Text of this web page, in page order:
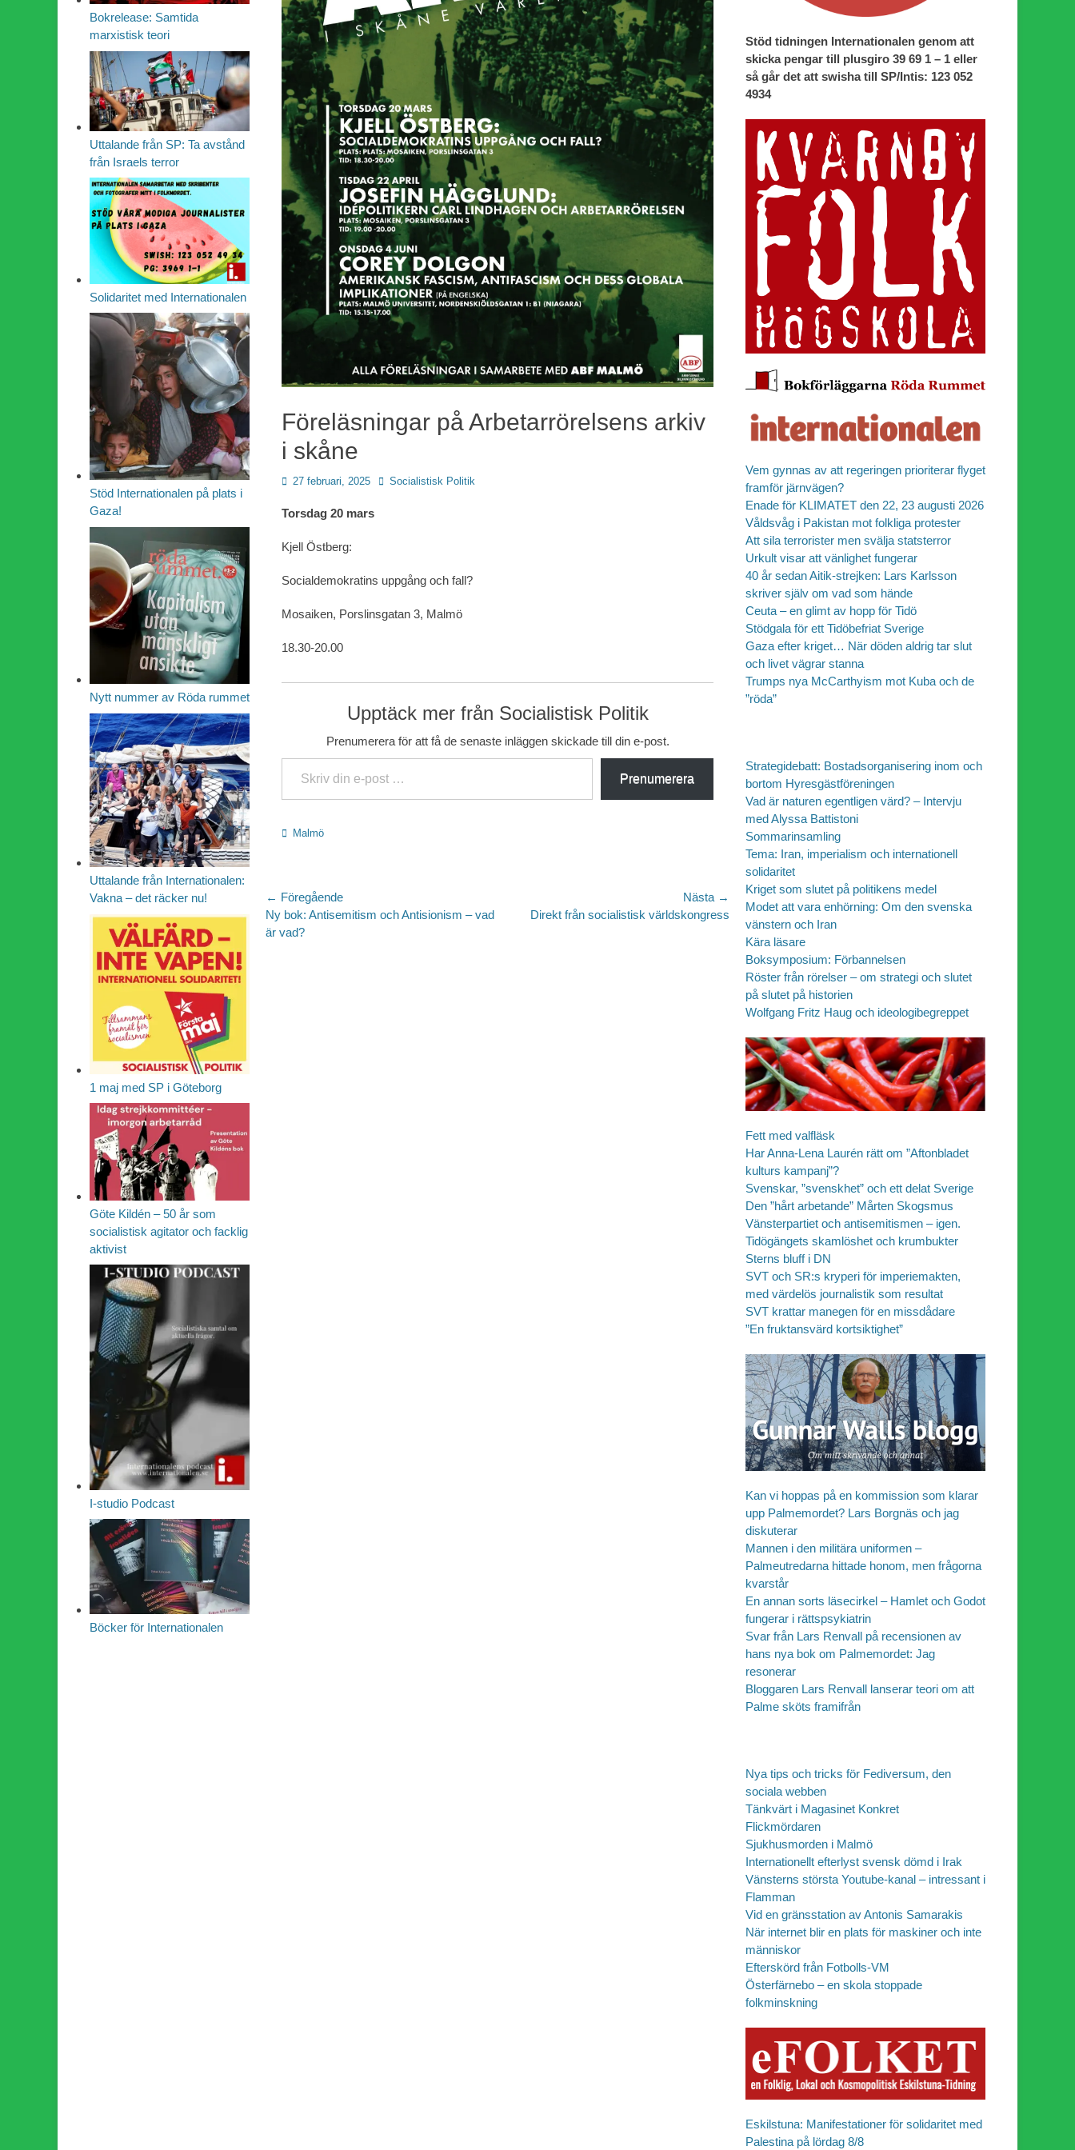
Föreläsningar på Arbetarrörelsens arkiv
i skåne
Publicerad
27 februari, 2025 Författare
Socialistisk Politik
Torsdag 20 mars
Kjell Östberg:
Socialdemokratins uppgång och fall?
Mosaiken, Porslinsgatan 3, Malmö
18.30-20.00
Upptäck mer från Socialistisk Politik
Prenumerera för att få de senaste inläggen skickade till din e-post.
Skriv din e-post …
Prenumerera
Kategorier
Malmö
Inläggsnavigering
← Föregående
Föregående
inlägg:
Ny bok: Antisemitism och Antisionism – vad
är vad?
Nästa →
Direkt från socialistisk världskongress
Stöd tidningen Internationalen genom att
skicka pengar till plusgiro 39 69 1 – 1 eller
så går det att swisha till SP/Intis: 123 052
4934
Vem gynnas av att regeringen prioriterar flyget
framför järnvägen?
Enade för KLIMATET den 22, 23 augusti 2026
Våldsvåg i Pakistan mot folkliga protester
Att sila terrorister men svälja statsterror
Urkult visar att vänlighet fungerar
40 år sedan Aitik-strejken: Lars Karlsson
skriver själv om vad som hände
Ceuta – en glimt av hopp för Tidö
Stödgala för ett Tidöbefriat Sverige
Gaza efter kriget… När döden aldrig tar slut
och livet vägrar stanna
Trumps nya McCarthyism mot Kuba och de
”röda”
Strategidebatt: Bostadsorganisering inom och
bortom Hyresgästföreningen
Vad är naturen egentligen värd? – Intervju
med Alyssa Battistoni
Sommarinsamling
Tema: Iran, imperialism och internationell
solidaritet
Kriget som slutet på politikens medel
Modet att vara enhörning: Om den svenska
vänstern och Iran
Kära läsare
Boksymposium: Förbannelsen
Röster från rörelser – om strategi och slutet
på slutet på historien
Wolfgang Fritz Haug och ideologibegreppet
Fett med valfläsk
Har Anna-Lena Laurén rätt om ”Aftonbladet
kulturs kampanj”?
Svenskar, ”svenskhet” och ett delat Sverige
Den ”hårt arbetande” Mårten Skogsmus
Vänsterpartiet och antisemitismen – igen.
Tidögängets skamlöshet och krumbukter
Sterns bluff i DN
SVT och SR:s kryperi för imperiemakten,
med värdelös journalistik som resultat
SVT krattar manegen för en missdådare
”En fruktansvärd kortsiktighet”
Kan vi hoppas på en kommission som klarar
upp Palmemordet? Lars Borgnäs och jag
diskuterar
Mannen i den militära uniformen –
Palmeutredarna hittade honom, men frågorna
kvarstår
En annan sorts läsecirkel – Hamlet och Godot
fungerar i rättspsykiatrin
Svar från Lars Renvall på recensionen av
hans nya bok om Palmemordet: Jag
resonerar
Bloggaren Lars Renvall lanserar teori om att
Palme sköts framifrån
Nya tips och tricks för Fediversum, den
sociala webben
Tänkvärt i Magasinet Konkret
Flickmördaren
Sjukhusmorden i Malmö
Internationellt efterlyst svensk dömd i Irak
Vänsterns största Youtube-kanal – intressant i
Flamman
Vid en gränsstation av Antonis Samarakis
När internet blir en plats för maskiner och inte
människor
Efterskörd från Fotbolls-VM
Österfärnebo – en skola stoppade
folkminskning
Eskilstuna: Manifestationer för solidaritet med
Palestina på lördag 8/8
Bokrelease: Samtida
marxistisk teori
Uttalande från SP: Ta avstånd
från Israels terror
Solidaritet med Internationalen
Stöd Internationalen på plats i
Gaza!
Nytt nummer av Röda rummet
Uttalande från Internationalen:
Vakna – det räcker nu!
1 maj med SP i Göteborg
Göte Kildén – 50 år som
socialistisk agitator och facklig
aktivist
I-studio Podcast
Böcker för Internationalen